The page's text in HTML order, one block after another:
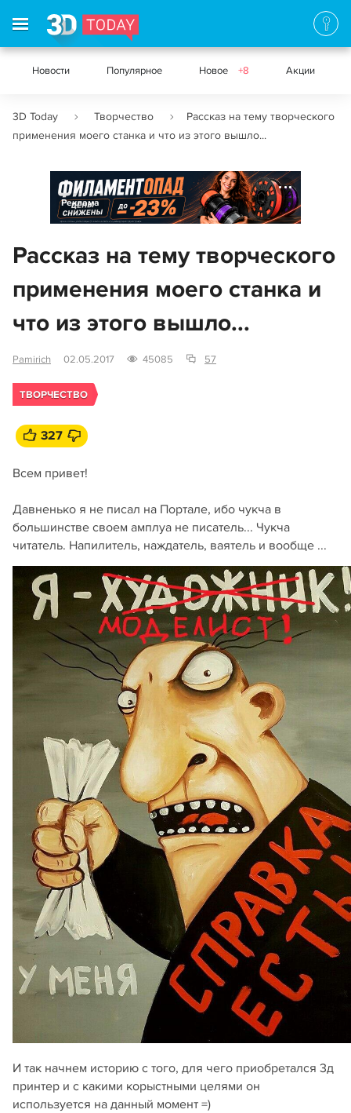
Новости Популярное Новое +8 Акции
3D Today Творчество
Рассказ на тему творческого
применения моего станка и что из этого вышло...
Реклама
Рассказ на тему творческого
применения моего станка и
что из этого вышло...
Pamirich 02.05.2017 45085 57
ТВОРЧЕСТВО
327
Всем привет!
Давненько я не писал на Портале, ибо чукча в
большинстве своем амплуа не писатель... Чукча
читатель. Напилитель, наждатель, ваятель и вообще ...
И так начнем историю с того, для чего приобретался 3д
принтер и с какими корыстными целями он
используется на данный момент =)